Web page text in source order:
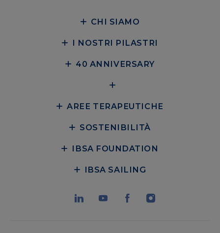
CHI SIAMO
I NOSTRI PILASTRI
40 ANNIVERSARY
AREE TERAPEUTICHE
SOSTENIBILITÀ
IBSA FOUNDATION
IBSA SAILING